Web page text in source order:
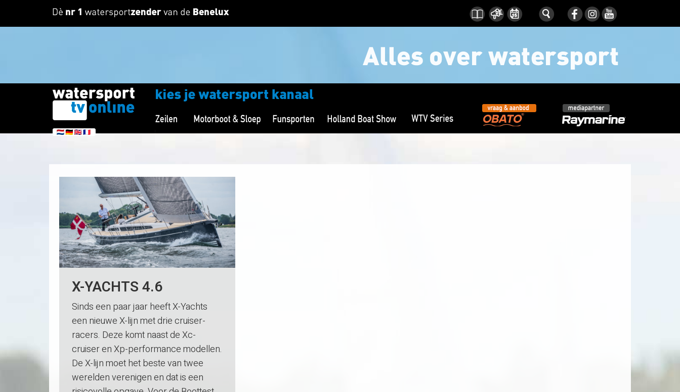
X-YACHTS 4.6
Sinds een paar jaar heeft X-Yachts
een nieuwe X-lijn met drie cruiser-
racers. Deze komt naast de Xc-
cruiser en Xp-performance modellen.
De X-lijn moet het beste van twee
werelden verenigen en dat is een